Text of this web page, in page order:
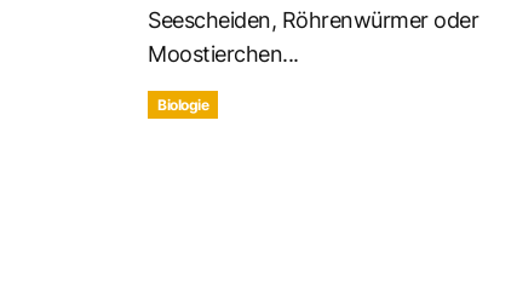
Seescheiden, Röhrenwürmer oder
Moostierchen...
Biologie